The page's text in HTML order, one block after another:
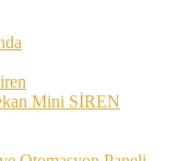
Mini SİREN